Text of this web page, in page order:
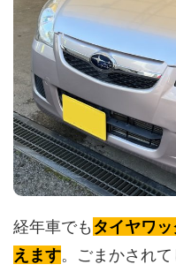
経年車でも タイヤワ
えます。ごまかされ